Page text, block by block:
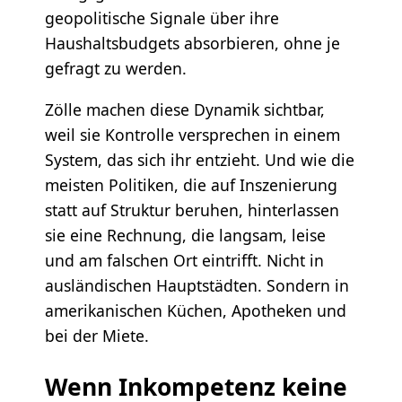
geopolitische Signale über ihre
Haushaltsbudgets absorbieren, ohne je
gefragt zu werden.
Zölle machen diese Dynamik sichtbar,
weil sie Kontrolle versprechen in einem
System, das sich ihr entzieht. Und wie die
meisten Politiken, die auf Inszenierung
statt auf Struktur beruhen, hinterlassen
sie eine Rechnung, die langsam, leise
und am falschen Ort eintrifft. Nicht in
ausländischen Hauptstädten. Sondern in
amerikanischen Küchen, Apotheken und
bei der Miete.
Wenn Inkompetenz keine